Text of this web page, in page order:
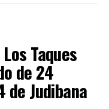
Taques
de 24
de Judibana